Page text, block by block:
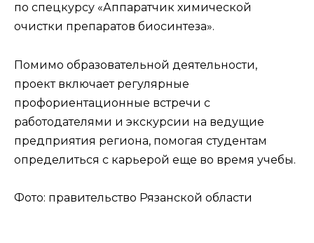
по спецкурсу «Аппаратчик химической
очистки препаратов биосинтеза».
Помимо образовательной деятельности,
проект включает регулярные
профориентационные встречи с
работодателями и экскурсии на ведущие
предприятия региона, помогая студентам
определиться с карьерой еще во время учебы.
Фото: правительство Рязанской области